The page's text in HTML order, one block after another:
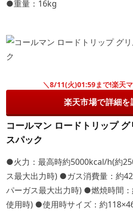
●重量：16kg
＼8/11(火)01:59まで!楽天
楽天市場で詳細を
コールマン ロードトリップ
スパック
●火力：最高時約5000kcal/h(約
ス最大出力時) ●ガス消費量：約
パーガス最大出力時) ●燃焼時間
使用時) ●使用時サイズ：約